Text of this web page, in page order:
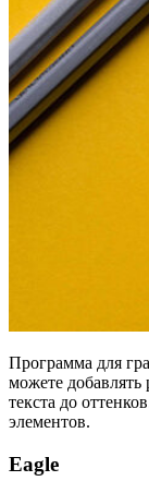
Программа для
можете
текста до
элементов.
Eagle